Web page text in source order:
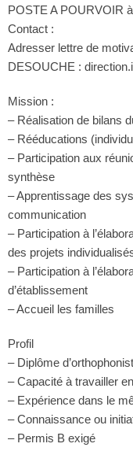
POSTE A POURVOIR
Contact :
Adresser lettre de
DESOUCHE :
Mission :
– Réalisation de bilans
– Rééducations
– Participation aux
synthèse
– Apprentissage des
communication
– Participation à
des projets
– Participation à
d’établissement
– Accueil les familles
Profil
– Diplôme
– Capacité à travailler
– Expérience dans le
– Connaissance ou
– Permis B exigé